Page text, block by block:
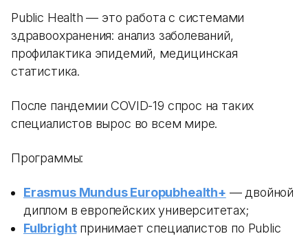
Public Health — это работа с системами
здравоохранения: анализ заболеваний,
профилактика эпидемий, медицинская
статистика.
После пандемии COVID-19 спрос на таких
специалистов вырос во всем мире.
Программы:
Erasmus Mundus Europubhealth+ — двойной
диплом в европейских университетах;
Fulbrightпринимает специалистов по Public